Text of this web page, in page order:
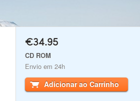
€34.95
CD ROM
Envio em 24h
Adicionar ao Carrinho